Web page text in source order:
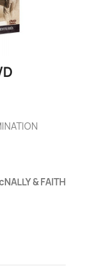
& FAITH